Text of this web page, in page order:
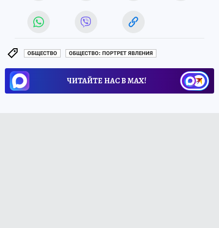
ОБЩЕСТВО ОБЩЕСТВО: ПОРТРЕТ ЯВЛЕНИЯ
ЧИТАЙТЕ НАС В МАХ!